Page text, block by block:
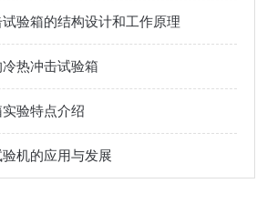
验箱的结构设计和工作原理
热冲击试验箱
验特点介绍
机的应用与发展